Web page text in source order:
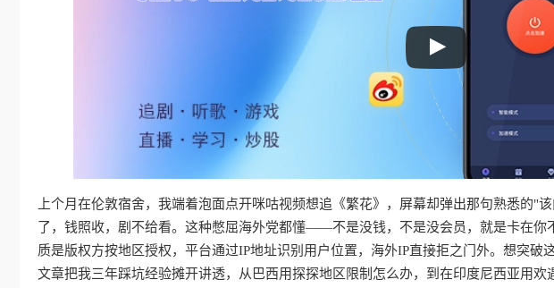
上个月在伦敦宿舍，我端着泡面点开咪咕视频想追《繁花》，屏幕却弹出那句熟悉的"
了，钱照收，剧不给看。这种憋屈海外党都懂——不是没钱，不是没会员，就是卡在你
质是版权方按地区授权，平台通过IP地址识别用户位置，海外IP直接拒之门外。想突破
文章把我三年踩坑经验摊开讲透，从巴西用探探地区限制怎么办，到在印度尼西亚用